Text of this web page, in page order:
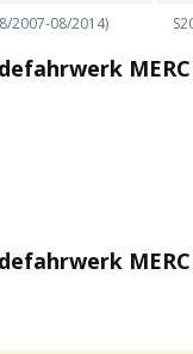
2007-08/2014)